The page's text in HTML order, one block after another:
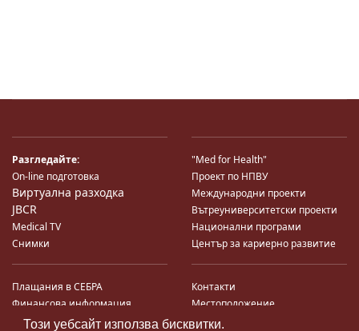
Този уебсайт използва бисквитки.
Разгледайте:
On-line подготовка
Виртуална разходка
JBCR
Medical TV
Снимки
"Med for Health"
Проект по НПВУ
Международни проекти
Вътреуниверситетски проекти
Национални програми
Център за кариерно развитие
Плащания в СЕБРА
Финансова информация
Система за финансово упр-е и
Контакти
Местоположение
Карта на сайта